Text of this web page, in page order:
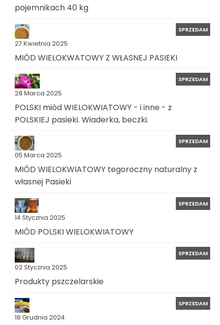
pojemnikach 40 kg
27 Kwietnia 2025
SPRZEDAM
MIÓD WIELOKWATOWY Z WŁASNEJ PASIEKI
28 Marca 2025
SPRZEDAM
POLSKI miód WIELOKWIATOWY - i inne - z
POLSKIEJ pasieki. Wiaderka, beczki.
05 Marca 2025
SPRZEDAM
MIÓD WIELOKWIATOWY tegoroczny naturalny z
własnej Pasieki
14 Stycznia 2025
SPRZEDAM
MIÓD POLSKI WIELOKWIATOWY
02 Stycznia 2025
SPRZEDAM
Produkty pszczelarskie
18 Grudnia 2024
SPRZEDAM